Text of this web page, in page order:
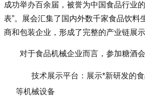
成功举办百余届，被誉为中国食品行业的
表”。展会汇集了国内外数千家食品饮料
商和包装企业，形成了完整的产业链展示
对于食品机械企业而言，参加糖酒会
技术展示平台：展示*新研发的
等机械设备